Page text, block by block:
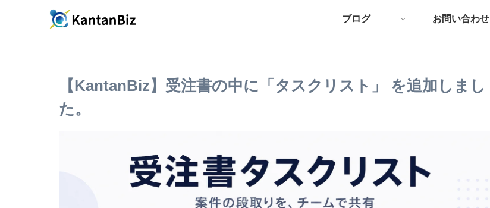
ブログ お問い合わせ
【KantanBiz】受注書の中に「タスクリスト」 を追加しまし
た。